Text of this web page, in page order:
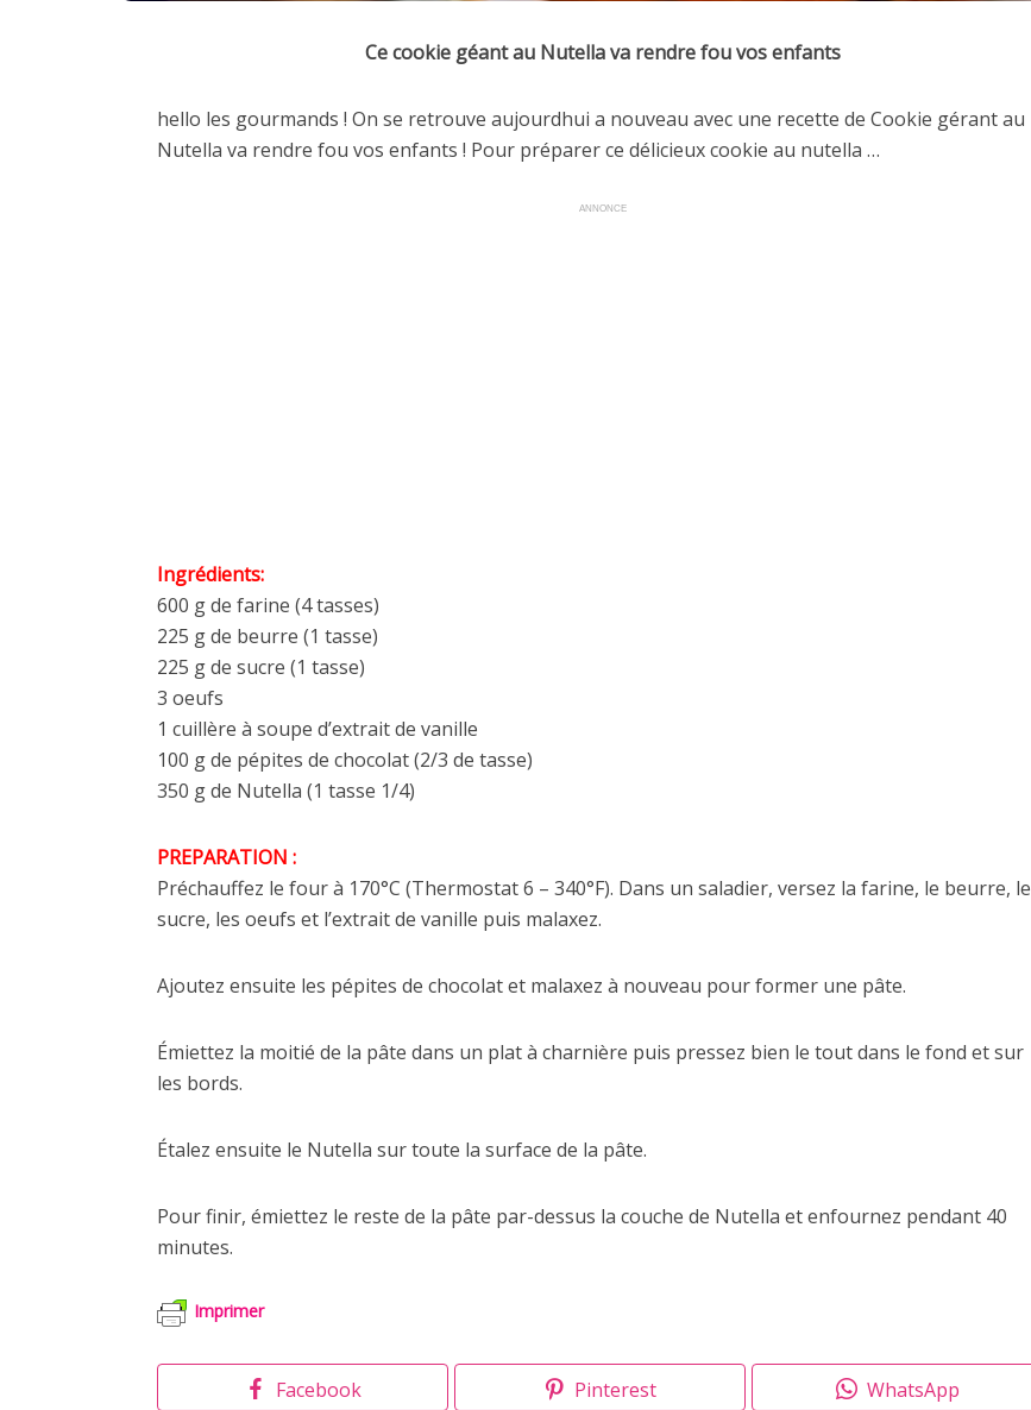
Ce cookie géant au Nutella va rendre fou vos enfants
hello les gourmands ! On se retrouve aujourdhui a nouveau avec une recette de Cookie gérant au
Nutella va rendre fou vos enfants ! Pour préparer ce délicieux cookie au nutella …
ANNONCE
Ingrédients:
600 g de farine (4 tasses)
225 g de beurre (1 tasse)
225 g de sucre (1 tasse)
3 oeufs
1 cuillère à soupe d’extrait de vanille
100 g de pépites de chocolat (2/3 de tasse)
350 g de Nutella (1 tasse 1/4)
PREPARATION :
Préchauffez le four à 170°C (Thermostat 6 – 340°F). Dans un saladier, versez la farine, le beurre, le
sucre, les oeufs et l’extrait de vanille puis malaxez.
Ajoutez ensuite les pépites de chocolat et malaxez à nouveau pour former une pâte.
Émiettez la moitié de la pâte dans un plat à charnière puis pressez bien le tout dans le fond et sur
les bords.
Étalez ensuite le Nutella sur toute la surface de la pâte.
Pour finir, émiettez le reste de la pâte par-dessus la couche de Nutella et enfournez pendant 40
minutes.
Imprimer
Facebook Pinterest WhatsApp